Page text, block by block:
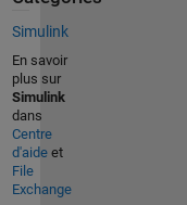
Simulink
En savoir
plus sur
Simulink
dans
Centre
d'aideet
File
Exchange